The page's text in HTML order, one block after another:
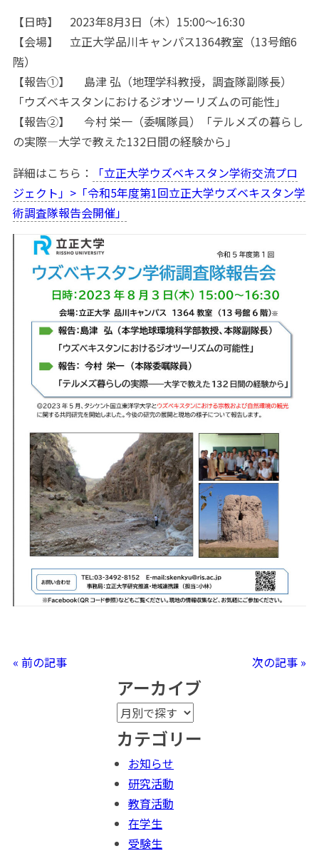
【日時】 2023年8月3日（木）15:00～16:30
【会場】 立正大学品川キャンパス1364教室（13号館6
階）
【報告①】 島津 弘（地理学科教授，調査隊副隊長）
「ウズベキスタンにおけるジオツーリズムの可能性」
【報告②】 今村 栄一（委嘱隊員）「テルメズの暮らし
の実際—大学で教えた132日間の経験から」
詳細はこちら：
「立正大学ウズベキスタン学術交流プロ
ジェクト」>「令和5年度第1回立正大学ウズベキスタン学
術調査隊報告会開催」
« 前の記事 次の記事 »
アーカイブ
カテゴリー
お知らせ
研究活動
教育活動
在学生
受験生